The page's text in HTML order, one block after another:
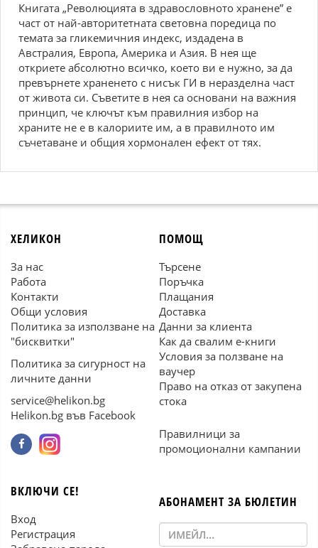
Книгата „Революцията в здравословното хранене” е
част от най-авторитетната световна поредица по
темата за гликемичния индекс, издадена в
Австралия, Европа, Америка и Азия. В нея ще
откриете абсолютно всичко, което ви е нужно, за да
превърнете храненето с нисък ГИ в неразделна част
от живота си. Съветите в нея са основани на важния
принцип, че ключът към правилния избор на
храните не е в калориите им, а в правилното им
съчетаване и общия хормонален ефект от тях.
ХЕЛИКОН
За нас
Работа
Контакти
Общи условия
Политика за използване на
"бисквитки"
Политика за сигурност на
личните данни
service@helikon.bg
Helikon.bg във Facebook
ПОМОЩ
Търсене
Поръчка
Плащания
Доставка
Данни за клиента
Как да свалим е-книги
Условия за ползване на
ваучер
Право на отказ от закупена
стока
Правилници за
промоционални кампании
ВКЛЮЧИ СЕ!
Вход
Регистрация
АБОНАМЕНТ ЗА БЮЛЕТИН